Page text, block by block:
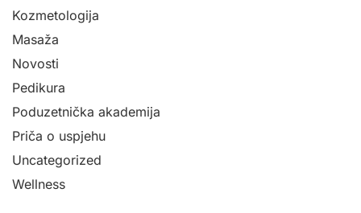
Kozmetologija
Masaža
Novosti
Pedikura
Poduzetnička akademija
Priča o uspjehu
Uncategorized
Wellness